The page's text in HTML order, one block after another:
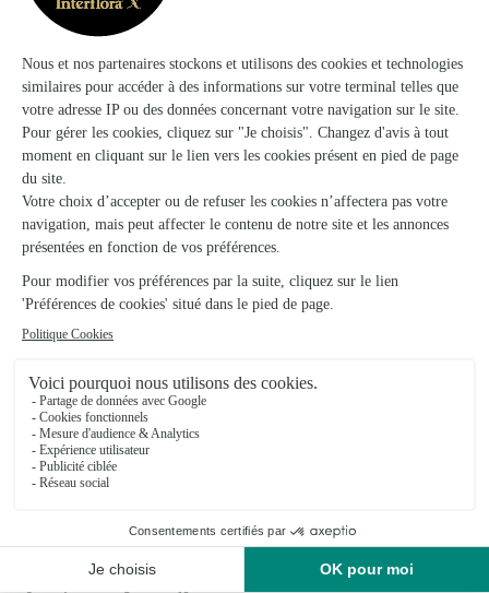
★ ★ ★ ★ ★
Du Choix
Du Choix, un site simple, une commande facilité pour faire
plaisir à celles et ceux qu'on aime.
15/04/2026
★ ★ ★ ★ ★
permet d’avoir des fleurs le lundi
20/04/2026
Trustpilot Échantillon d'avis clients fourni via Trustpilot.
les avis de la marque Interflora sur Trustpilot
Livraison de fleurs à Précy-Notre-Dame
et autour : les villes proches couvertes par